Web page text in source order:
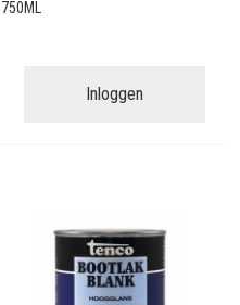
750ML
Inloggen